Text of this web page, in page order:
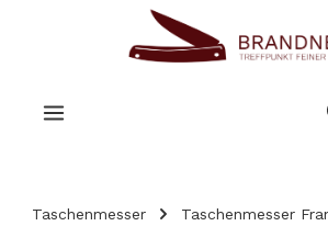
Taschenmesser
Taschenmesser